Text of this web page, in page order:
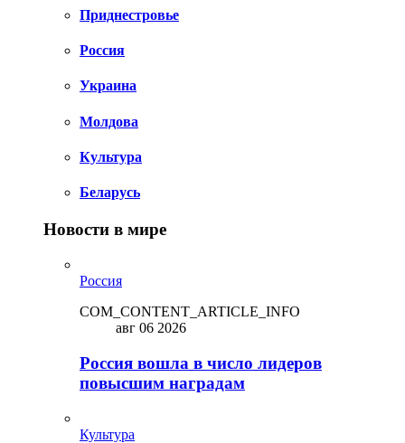
Приднестровье
Россия
Украина
Молдова
Культура
Беларусь
Новости в мире
Россия
COM_CONTENT_ARTICLE_INFO
авг 06 2026
Россия вошла в число лидеров
повысшим наградам
Культура